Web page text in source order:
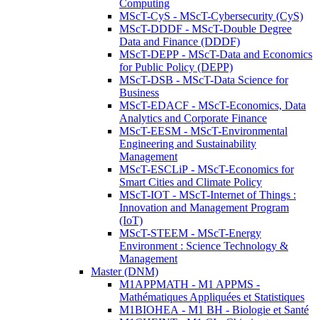
Computing
MScT-CyS - MScT-Cybersecurity (CyS)
MScT-DDDF - MScT-Double Degree
Data and Finance (DDDF)
MScT-DEPP - MScT-Data and Economics
for Public Policy (DEPP)
MScT-DSB - MScT-Data Science for
Business
MScT-EDACF - MScT-Economics, Data
Analytics and Corporate Finance
MScT-EESM - MScT-Environmental
Engineering and Sustainability
Management
MScT-ESCLiP - MScT-Economics for
Smart Cities and Climate Policy
MScT-IOT - MScT-Internet of Things :
Innovation and Management Program
(IoT)
MScT-STEEM - MScT-Energy
Environment : Science Technology &
Management
Master (DNM)
M1APPMATH - M1 APPMS -
Mathématiques Appliquées et Statistiques
M1BIOHEA - M1 BH - Biologie et Santé